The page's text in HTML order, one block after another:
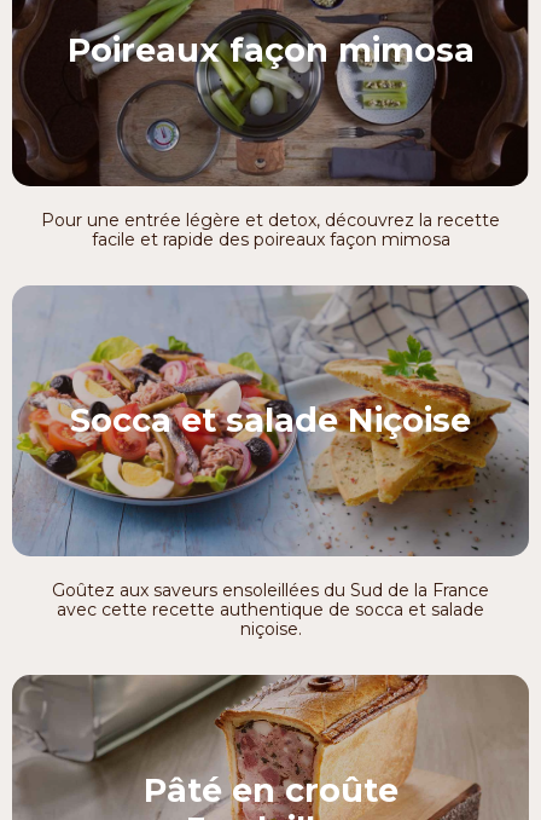
Poireaux façon mimosa
Pour une entrée légère et detox, découvrez la recette
facile et rapide des poireaux façon mimosa
Socca et salade Niçoise
Goûtez aux saveurs ensoleillées du Sud de la France
avec cette recette authentique de socca et salade
niçoise.
Pâté en croûte